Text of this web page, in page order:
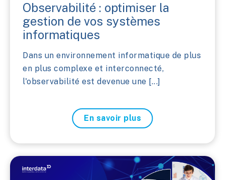
Observabilité : optimiser la
gestion de vos systèmes
informatiques
Dans un environnement informatique de plus
en plus complexe et interconnecté,
l'observabilité est devenue une [...]
En savoir plus